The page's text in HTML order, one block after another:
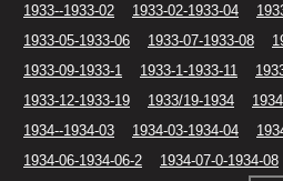
1933--1933-02
1933-02-1933-04
1933-05-1933-06
1933-07-1933-08
1933-09-1933-1
1933-1-1933-11
1933-12-1933-19
1933/19-1934
1934--1934-03
1934-03-1934-04
1934-06-1934-06-2
1934-07-0-1934-08